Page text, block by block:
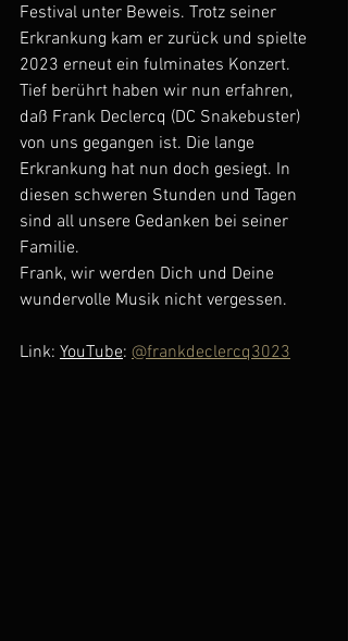
Festival unter Beweis. Trotz seiner
Erkrankung kam er zurück und spielte
2023 erneut ein fulminates Konzert.
Tief berührt haben wir nun erfahren,
daß Frank Declercq (DC Snakebuster)
von uns gegangen ist. Die lange
Erkrankung hat nun doch gesiegt. In
diesen schweren Stunden und Tagen
sind all unsere Gedanken bei seiner
Familie.
Frank, wir werden Dich und Deine
wundervolle Musik nicht vergessen.
Link: YouTube: @frankdeclercq3023